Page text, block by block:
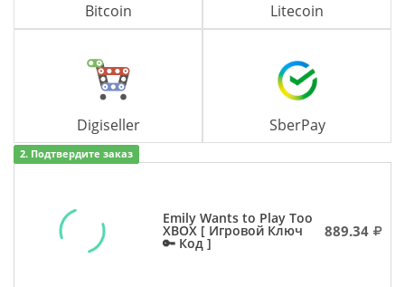
Bitcoin Litecoin
Digiseller SberPay
2. Подтвердите заказ
Emily Wants to Play Too
XBOX [ Игровой Ключ
🔑 Код ]
889.34